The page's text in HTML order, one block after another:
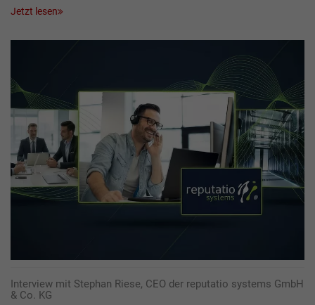
Jetzt lesen
Interview mit Stephan Riese, CEO der reputatio systems GmbH
& Co. KG